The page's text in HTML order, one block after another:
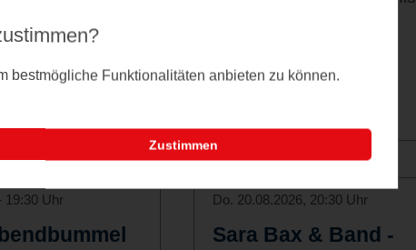
19:30 Uhr Do. 20.08.2026, 20:30 Uhr
Sara Bax & Band -
bestmögliche Funktionalitäten anbieten zu können.
Zustimmen